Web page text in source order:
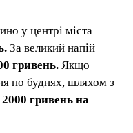
у центрі міста
За великий напій
гривень. Якщо
по буднях, шляхом з
гривень на